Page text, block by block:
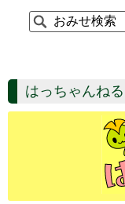
はっちゃんねる